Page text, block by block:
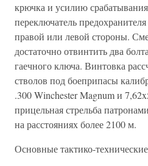
крючка и усилию
переключатель
правой или левой стороны.
достаточно отвинтить два
гаечного ключа. Винтовка
стволов под боеприпасы
.300 Winchester Magnum и
прицельная стрельба
на расстояниях более 2100 м.
Основные тактико-